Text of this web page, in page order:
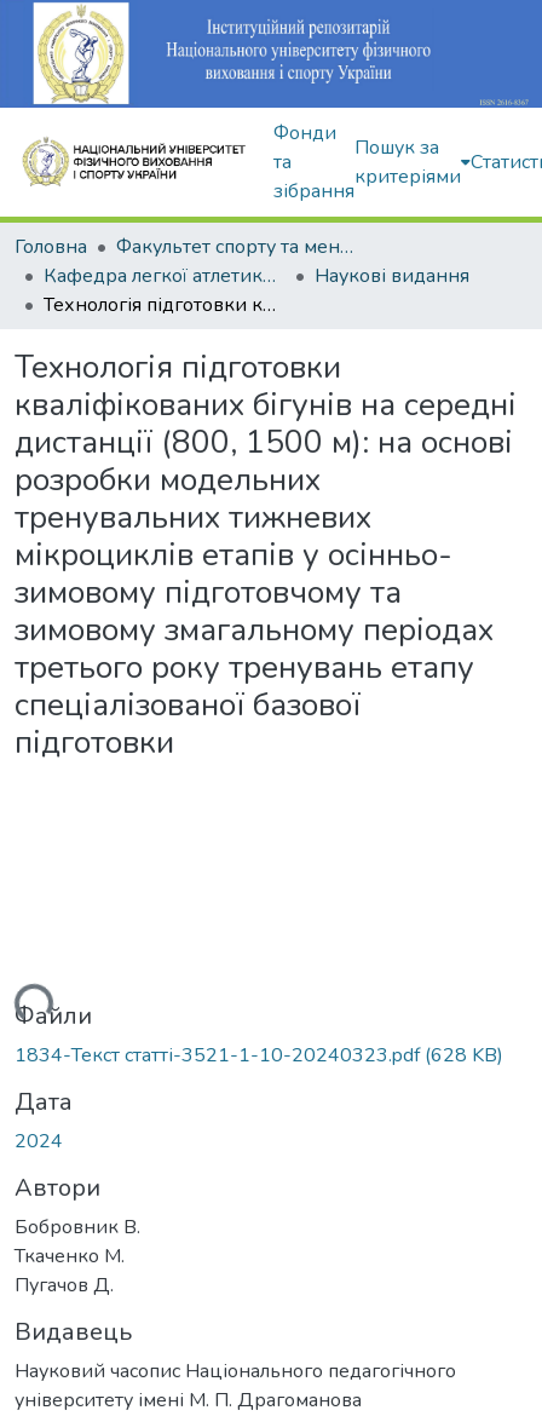
Фонди
та
зібрання
Пошук за
критеріями
Головна
Факультет спорту та менеджменту
Кафедра легкої атлетики, зимових видів та велосипедного спорту
Наукові видання
Технологія підготовки кваліфікованих бігунів на середні дистанції (800, 1500 м): на основі розробки модельних тренувальних тижневих мікроциклів етапів у осінньо-зимовому підготовчому та зимовому змагальному періодах третього року тренувань етапу спеціалізованої базової підготовки
Технологія підготовки
кваліфікованих бігунів на середні
дистанції (800, 1500 м): на основі
розробки модельних
тренувальних тижневих
мікроциклів етапів у осінньо-
зимовому підготовчому та
зимовому змагальному періодах
третього року тренувань етапу
спеціалізованої базової
підготовки
Файли
1834-Текст статті-3521-1-10-20240323.pdf(628 KB)
Дата
2024
Автори
Бобровник В.
Ткаченко М.
Пугачов Д.
Видавець
Науковий часопис Національного педагогічного
університету імені М. П. Драгоманова